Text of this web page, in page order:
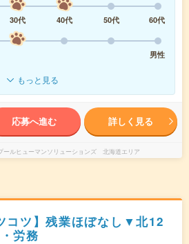
30代 40代 50代
60代
男性
もっと見る
応募へ進む 詳しく見る
ールヒューマンソリューションズ 北海道エリア
コツ】残業ほぼなし▼北12
労務